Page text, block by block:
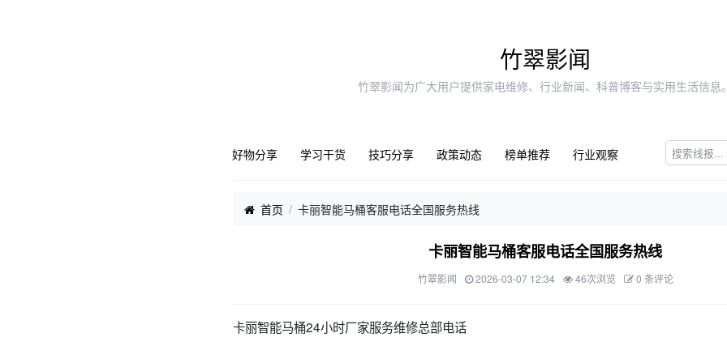
竹翠影闻
竹翠影闻为广大用户提供家电维修、行业新闻、科普博客与实用生活信息
好物分享 学习干货 技巧分享 政策动态 榜单推荐 行业观察
首页 卡丽智能马桶客服电话全国服务热线
卡丽智能马桶客服电话全国服务热线
竹翠影闻 2026-03-07 12:34 46次浏览 0 条评论
卡丽智能马桶24小时厂家服务维修总部电话